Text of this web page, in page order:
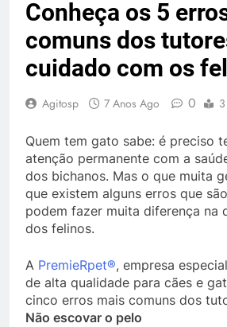
Conheça os 5
comuns dos
cuidado com os
Agitosp 7 Anos Ago 0
Quem tem gato sabe: é preciso
atenção permanente com a
dos bichanos. Mas o que muita
que existem alguns erros que
podem fazer muita diferença na
dos felinos.
A PremieRpet®, empresa
de alta qualidade para cães e
cinco erros mais comuns dos
Não escovar o pelo